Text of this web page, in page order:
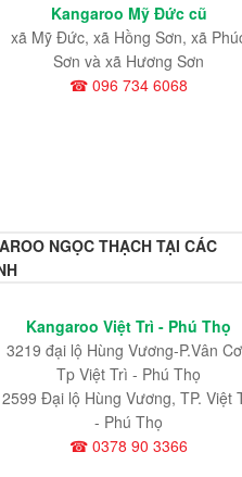
Kangaroo Mỹ Đức cũ
xã Mỹ Đức, xã Hồng Sơn, xã
Sơn và xã Hương Sơn
☎ 096 734 6068
NGỌC THẠCH TẠI CÁC
Kangaroo Việt Trì - Phú Thọ
3219 đại lộ Hùng Vương-P.Vân
Tp Việt Trì - Phú Thọ
2599 Đại lộ Hùng Vương, TP. Việt
- Phú Thọ
☎ 0378 90 3366